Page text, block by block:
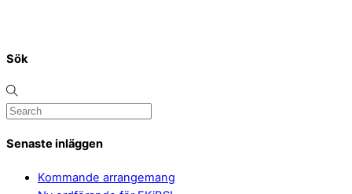
Sök
Senaste inläggen
Kommande arrangemang